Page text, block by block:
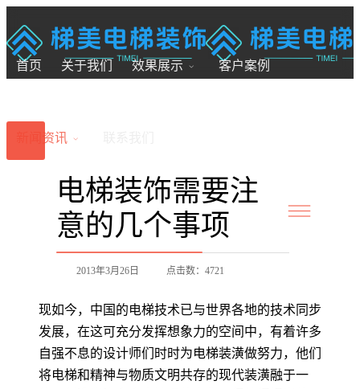
首页 关于我们 效果展示 客户案例
新闻资讯
电梯装饰需要注
意的几个事项
2013年3月26日 点击数：4721
现如今，中国的电梯技术已与世界各地的技术同步
发展，在这可充分发挥想象力的空间中，有着许多
自强不息的设计师们时时为电梯装潢做努力，他们
将电梯和精神与物质文明共存的现代装潢融于一